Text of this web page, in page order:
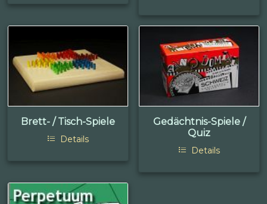
Brett- / Tisch-Spiele
Details
Gedächtnis-Spiele /
Quiz
Details